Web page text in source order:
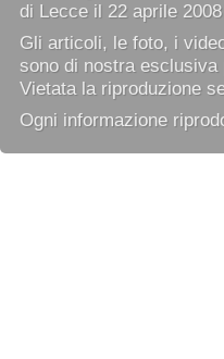
di Lecce il 22 aprile 2008
Gli articoli, le foto, i
sono di nostra esclusiva
Vietata la riproduzione
Ogni informazione